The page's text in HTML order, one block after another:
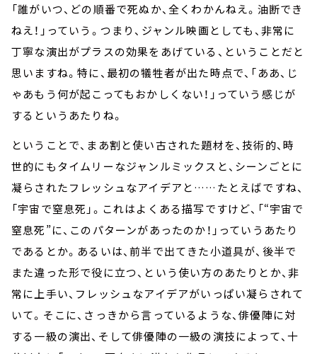
「誰がいつ、どの順番で死ぬか、全くわかんねえ。油断でき
ねえ！」っていう。つまり、ジャンル映画としても、非常に
丁寧な演出がプラスの効果をあげている、ということだと
思いますね。特に、最初の犠牲者が出た時点で、「ああ、じ
ゃあもう何が起こってもおかしくない！」っていう感じが
するというあたりね。
ということで、まあ割と使い古された題材を、技術的、時
世的にもタイムリーなジャンルミックスと、シーンごとに
凝らされたフレッシュなアイデアと……たとえばですね、
「宇宙で窒息死」。これはよくある描写ですけど、「“宇宙で
窒息死”に、このパターンがあったのか！」っていうあたり
であるとか。あるいは、前半で出てきた小道具が、後半で
また違った形で役に立つ、という使い方のあたりとか、非
常に上手い、フレッシュなアイデアがいっぱい凝らされて
いて。そこに、さっきから言っているような、俳優陣に対
する一級の演出、そして俳優陣の一級の演技によって、十